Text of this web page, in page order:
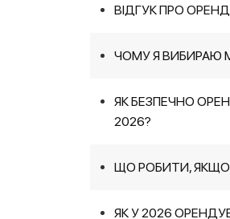
ВІДГУК ПРО
ЧОМУ Я ВИБИРАЮ
ЯК БЕЗПЕЧНО
2026?
ЩО РОБИТИ, ЯКЩО
ЯК У 2026